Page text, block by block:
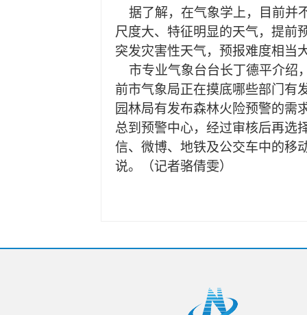
据了解，在气象学上，目前并
尺度大、特征明显的天气，提前
突发灾害性天气，预报难度相当
市专业气象台台长丁德平介绍
前市气象局正在摸底哪些部门有
园林局有发布森林火险预警的需
总到预警中心，经过审核后再选
信、微博、地铁及公交车中的移
说。（记者骆倩雯）